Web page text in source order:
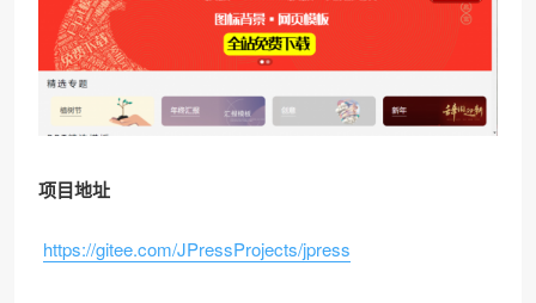
项目地址
https://gitee.com/JPressProjects/jpress